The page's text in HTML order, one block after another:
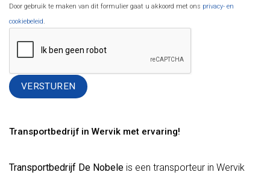
Door gebruik te maken van dit formulier gaat u akkoord met ons privacy- en
cookiebeleid.
Transportbedrijf in Wervik met ervaring!
Transportbedrijf De Nobele is een transporteur in Wervik